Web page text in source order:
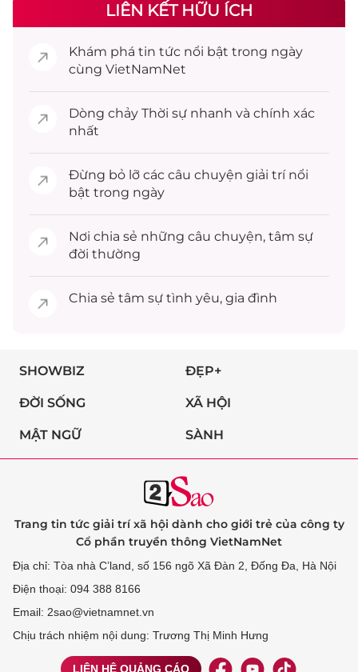
LIÊN KẾT HỮU ÍCH
Khám phá tin tức nổi bật trong ngày
cùng VietNamNet
Dòng chảy Thời sự nhanh và chính xác
nhất
Đừng bỏ lỡ các câu chuyện giải trínổi
bật trong ngày
Nơi chia sẻ những câu chuyện, tâm sự
đời thường
Chia sẻ tâm sự tình yêu, gia đình
SHOWBIZ ĐẸP+
ĐỜI SỐNG XÃ HỘI
MẬT NGỮ SÀNH
Trang tin tức giải trí xã hội dành cho giới trẻ của công ty
Cổ phần truyền thông VietNamNet
Địa chỉ: Tòa nhà C’land, số 156 ngõ Xã Đàn 2, Đống Đa, Hà Nội
Điện thoại: 094 388 8166
Email: 2sao@vietnamnet.vn
Chịu trách nhiệm nội dung: Trương Thị Minh Hưng
LIÊN HỆ QUẢNG CÁO